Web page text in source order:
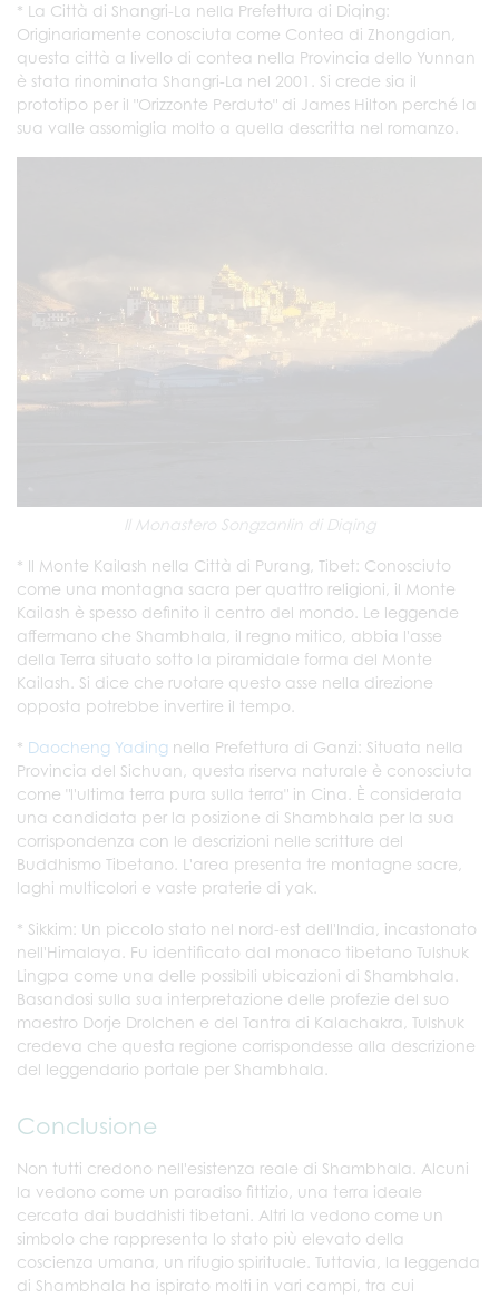
* La Città di Shangri-La nella Prefettura di Diqing:
Originariamente conosciuta come Contea di Zhongdian,
questa città a livello di contea nella Provincia dello Yunnan
è stata rinominata Shangri-La nel 2001. Si crede sia il
prototipo per il "Orizzonte Perduto" di James Hilton perché la
sua valle assomiglia molto a quella descritta nel romanzo.
Il Monastero Songzanlin di Diqing
* Il Monte Kailash nella Città di Purang, Tibet: Conosciuto
come una montagna sacra per quattro religioni, il Monte
Kailash è spesso definito il centro del mondo. Le leggende
affermano che Shambhala, il regno mitico, abbia l'asse
della Terra situato sotto la piramidale forma del Monte
Kailash. Si dice che ruotare questo asse nella direzione
opposta potrebbe invertire il tempo.
* Daocheng Yading nella Prefettura di Ganzi: Situata nella
Provincia del Sichuan, questa riserva naturale è conosciuta
come "l'ultima terra pura sulla terra" in Cina. È considerata
una candidata per la posizione di Shambhala per la sua
corrispondenza con le descrizioni nelle scritture del
Buddhismo Tibetano. L'area presenta tre montagne sacre,
laghi multicolori e vaste praterie di yak.
* Sikkim: Un piccolo stato nel nord-est dell'India, incastonato
nell'Himalaya. Fu identificato dal monaco tibetano Tulshuk
Lingpa come una delle possibili ubicazioni di Shambhala.
Basandosi sulla sua interpretazione delle profezie del suo
maestro Dorje Drolchen e del Tantra di Kalachakra, Tulshuk
credeva che questa regione corrispondesse alla descrizione
del leggendario portale per Shambhala.
Conclusione
Non tutti credono nell'esistenza reale di Shambhala. Alcuni
la vedono come un paradiso fittizio, una terra ideale
cercata dai buddhisti tibetani. Altri la vedono come un
simbolo che rappresenta lo stato più elevato della
coscienza umana, un rifugio spirituale. Tuttavia, la leggenda
di Shambhala ha ispirato molti in vari campi, tra cui